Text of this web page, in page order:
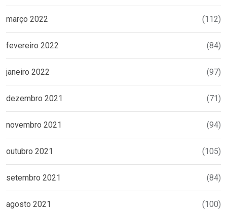
março 2022 (112)
fevereiro 2022 (84)
janeiro 2022 (97)
dezembro 2021 (71)
novembro 2021 (94)
outubro 2021 (105)
setembro 2021 (84)
agosto 2021 (100)